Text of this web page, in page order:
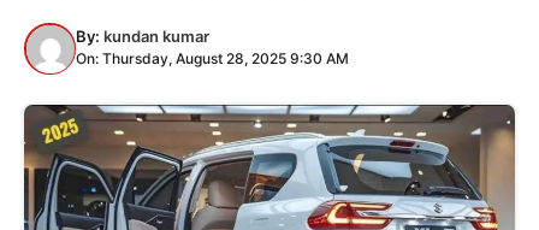
By: kundan kumar
On: Thursday, August 28, 2025 9:30 AM